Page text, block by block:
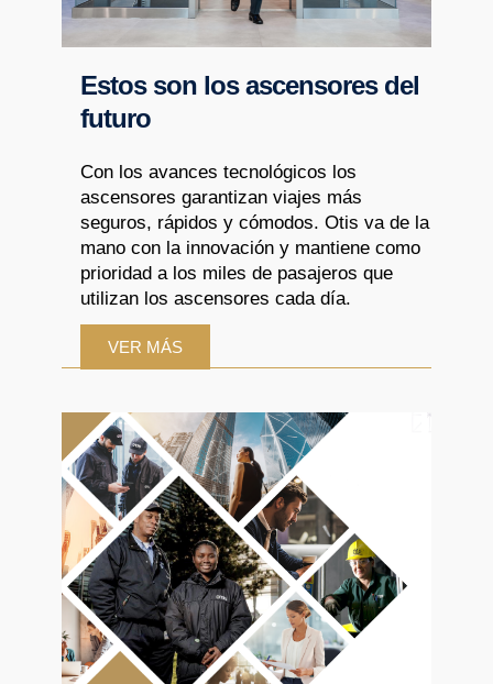
Estos son los ascensores del
futuro
Con los avances tecnológicos los
ascensores garantizan viajes más
seguros, rápidos y cómodos. Otis va de la
mano con la innovación y mantiene como
prioridad a los miles de pasajeros que
utilizan los ascensores cada día.
VER MÁS